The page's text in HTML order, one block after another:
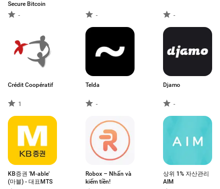
Secure Bitcoin
-
- -
Crédit Coopératif
1
Telda
-
Djamo
-
KB증권 'M-able'
(마블) - 대표MTS
Robox – Nhấn và
kiếm tiền!
상위 1% 자산관리
AIM